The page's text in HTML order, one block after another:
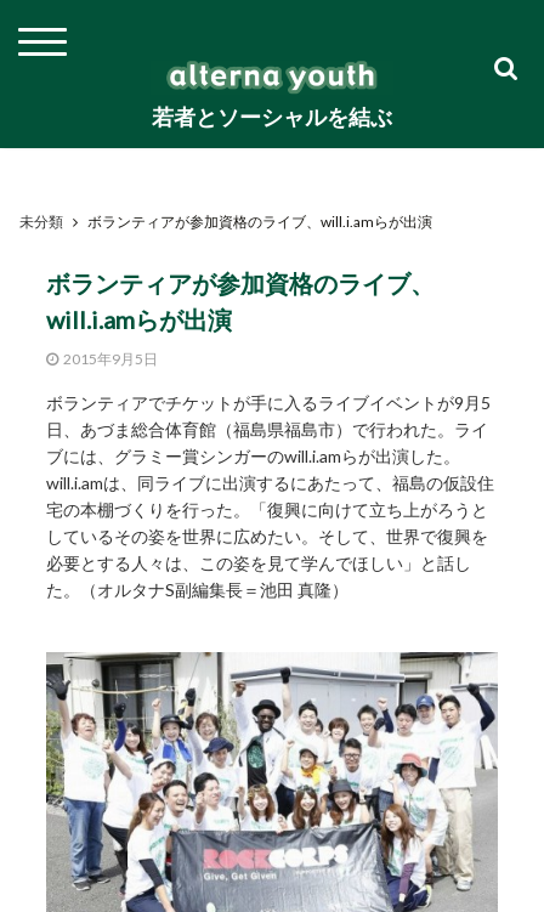
若者とソーシャルを結ぶ
未分類 ボランティアが参加資格のライブ、will.i.amらが出演
ボランティアが参加資格のライブ、
will.i.amらが出演
2015年9月5日
ボランティアでチケットが手に入るライブイベントが9月5
日、あづま総合体育館（福島県福島市）で行われた。ライ
ブには、グラミー賞シンガーのwill.i.amらが出演した。
will.i.amは、同ライブに出演するにあたって、福島の仮設住
宅の本棚づくりを行った。「復興に向けて立ち上がろうと
しているその姿を世界に広めたい。そして、世界で復興を
必要とする人々は、この姿を見て学んでほしい」と話し
た。（オルタナS副編集長＝池田 真隆）